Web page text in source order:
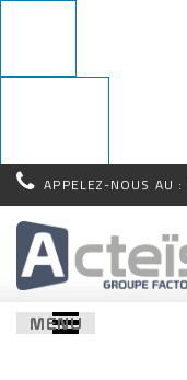
Rappel
immédiat !
APPELEZ-NOUS AU :
MENU